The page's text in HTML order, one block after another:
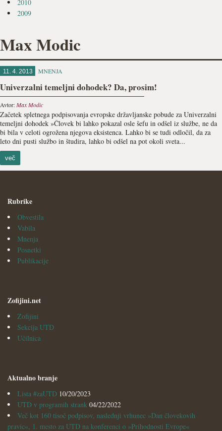
2010
2009
Max Modic
11. 4. 2013 MNENJA
Univerzalni temeljni dohodek? Da, prosim!
Avtor:Max Modic
Začetek spletnega podpisovanja evropske državljanske pobude za Univerzalni
temeljni dohodek »Človek bi lahko pokazal osle šefu in odšel iz službe, ne da
bi bila v celoti ogrožena njegova eksistenca. Lahko bi se tudi odločil, da za
leto dni pusti službo in študira, lahko bi odšel na pot okoli sveta...
več
Rubrike
Obvestila
Vabila
Mnenja
Posnetki
Publikacije
Zofijini.net
Zofijini
Sekcija UTD
Učilnica
Aktualno branje
Lista #zaUTD 10/20/2023
UTD v programih strank 04/22/2022
Več kot 160 tisoč podpisov, naslednji vrhunec »Dan človekovih
pravic«, 1. mesto za UTD na konferenci o »Prihodnosti Evrope«